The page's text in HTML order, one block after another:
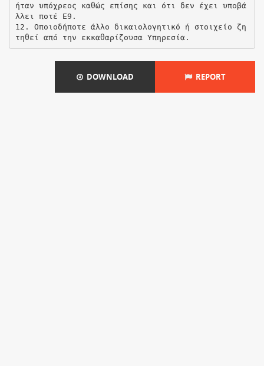
ήταν υπόχρεος καθώς επίσης και ότι δεν έχει υποβά
λλει ποτέ Ε9.
12. Οποιοδήποτε άλλο δικαιολογητικό ή στοιχείο ζη
DOWNLOAD REPORT